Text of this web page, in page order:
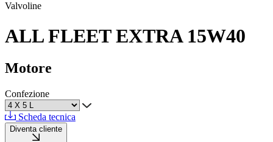
Valvoline
ALL FLEET EXTRA 15W40
Motore
Confezione
Scheda tecnica
Diventa cliente